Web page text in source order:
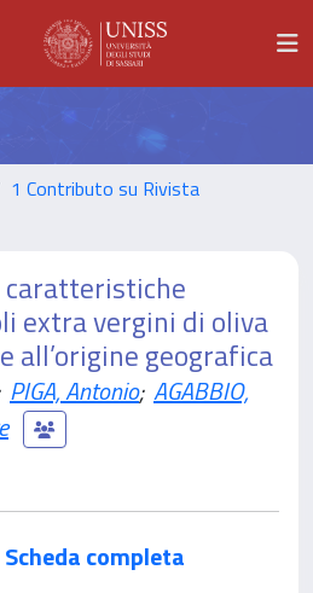
1 Contributo su Rivista
caratteristiche
extra vergini di oliva
all’origine geografica
PIGA, Antonio; AGABBIO,
Scheda completa